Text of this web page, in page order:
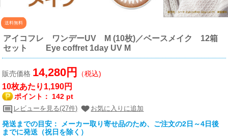
送料無料
アイコフレ ワンデーUV M (10枚)／ベースメイク 12箱
セット Eye coffret 1day UV M
販売価格 14,280円 （税込)
10枚あたり1,190円
ポイント： 142 pt
レビューを見る(27件) お気に入りに追加
発送までの目安： メーカー取り寄せ品のため、ご注文の2日～4日後
までに発送（祝日を除く）